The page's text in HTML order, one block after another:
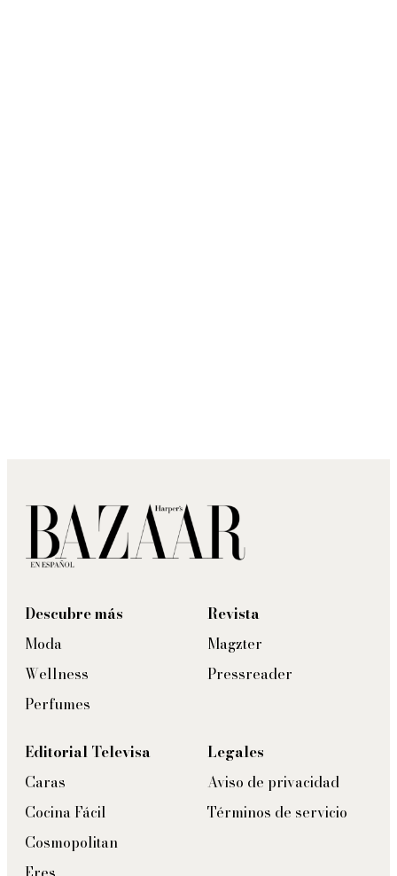
Descubre más
Moda
Wellness
Perfumes
Revista
Magzter
Pressreader
Editorial Televisa
Caras
Cocina Fácil
Cosmopolitan
Legales
Aviso de privacidad
Términos de servicio